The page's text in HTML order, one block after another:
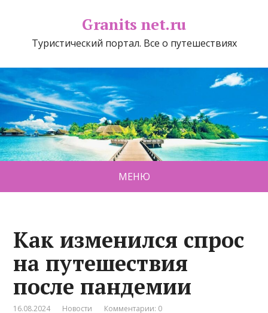
Granits net.ru
Туристический портал. Все о путешествиях
МЕНЮ
Как изменился спрос
на путешествия
после пандемии
16.08.2024 Новости Комментарии: 0